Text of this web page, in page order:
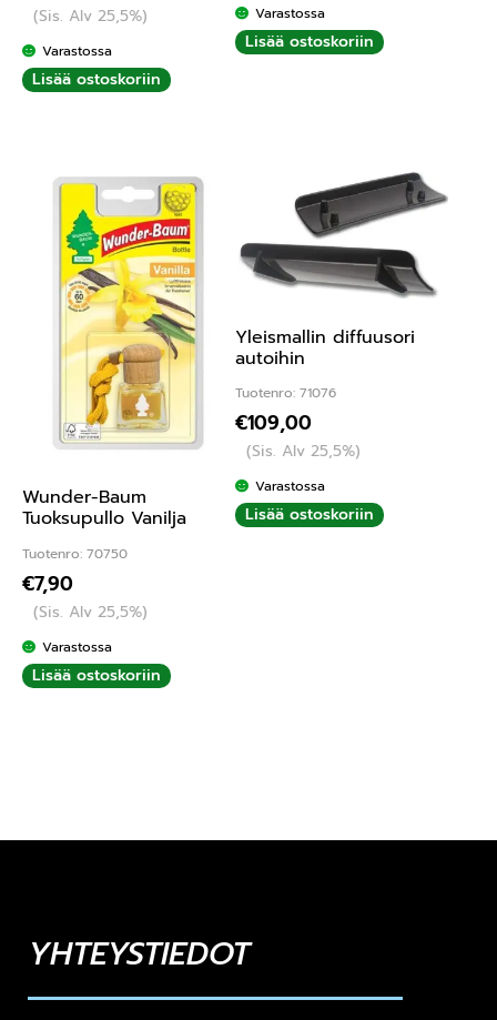
(Sis. Alv 25,5%)
Varastossa
Lisää ostoskoriin
Varastossa
Lisää ostoskoriin
Wunder-Baum
Tuoksupullo Vanilja
Tuotenro: 70750
€7,90
(Sis. Alv 25,5%)
Varastossa
Lisää ostoskoriin
Yleismallin diffuusori
autoihin
Tuotenro: 71076
€109,00
(Sis. Alv 25,5%)
Varastossa
Lisää ostoskoriin
YHTEYSTIEDOT